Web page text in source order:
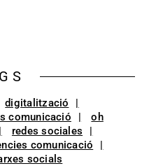
digitalització
comunicació
oh
redes sociales
comunicació
socials